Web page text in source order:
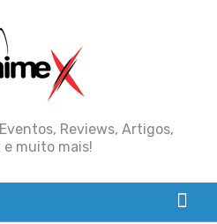
Reviews, Artigos,
e muito mais!